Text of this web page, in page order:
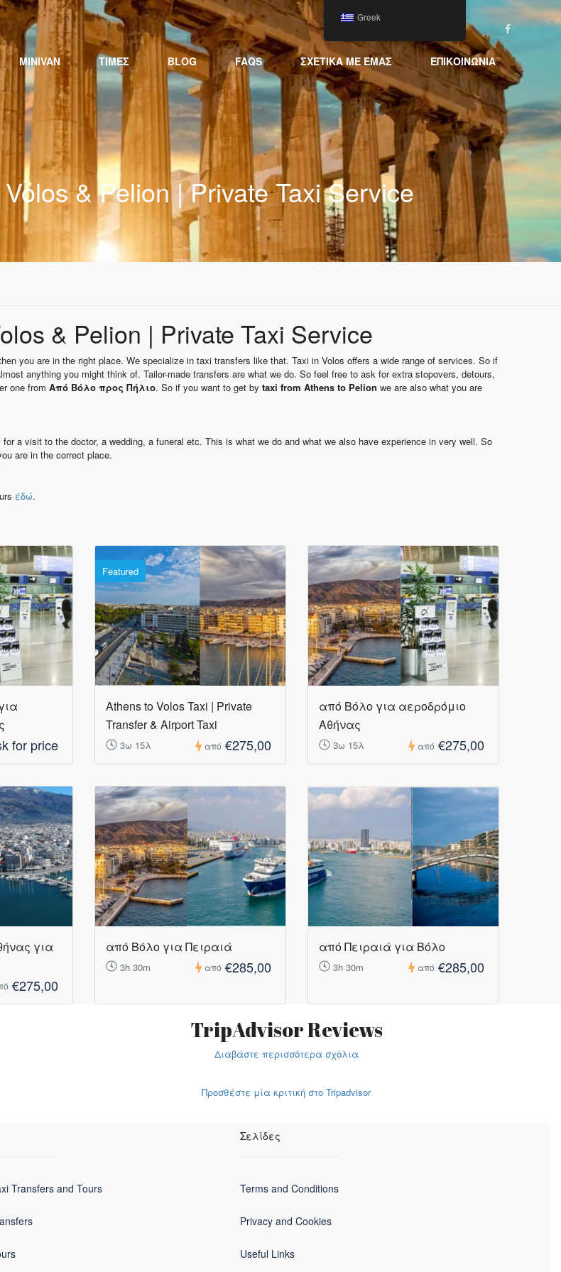
MINIVAN ΤΙΜΕΣ BLOG FAQS ΣΧΕΤΙΚΆ ΜΕ ΕΜΆΣ ΕΠΙΚΟΙΝΩΝΊΑ
& Pelion | Private Taxi Service
& Pelion | Private Taxi Service
you are in the right place. We specialize in taxi transfers like that. Taxi in Volos offers a wide range of services. So if
anything you might think of. Tailor-made transfers are what we do. So feel free to ask for extra stopovers, detours,
one from Από Βόλο προς Πήλιο. So if you want to get by taxi from Athens to Pelion we are also what you are
a visit to the doctor, a wedding, a funeral etc. This is what we do and what we also have experience in very well. So
are in the correct place.
έδώ.
for price
Featured
Athens to Volos Taxi | Private
Transfer & Airport Taxi
3ω 15λ από €275,00
από Βόλο για αεροδρόμιο
Αθήνας
3ω 15λ από €275,00
για
€275,00
από Βόλο για Πειραιά
3h 30m από €285,00
από Πειραιά για Βόλο
3h 30m από €285,00
TripAdvisor Reviews
Διαβάστε περισσότερα σχόλια
Προσθέστε μία κριτική στο Tripadvisor
Transfers and Tours
Σελίδες
Terms and Conditions
Privacy and Cookies
Useful Links
Greek